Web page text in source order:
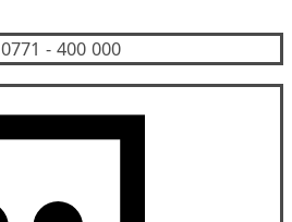
0771 - 400 000